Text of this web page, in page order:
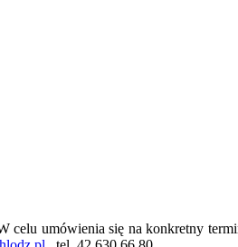
celu umówienia się na konkretny